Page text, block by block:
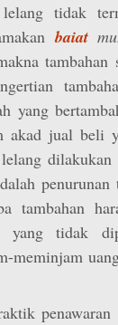
tidak
baiat
tambahan
yang
akad jual beli
penurunan
tambahan
yang tidak
meminjam
penawaran